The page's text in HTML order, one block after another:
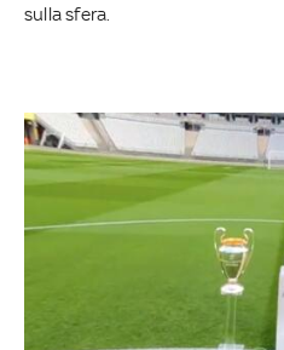
sulla sfera.